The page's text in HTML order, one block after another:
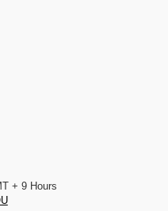
+ 9 Hours